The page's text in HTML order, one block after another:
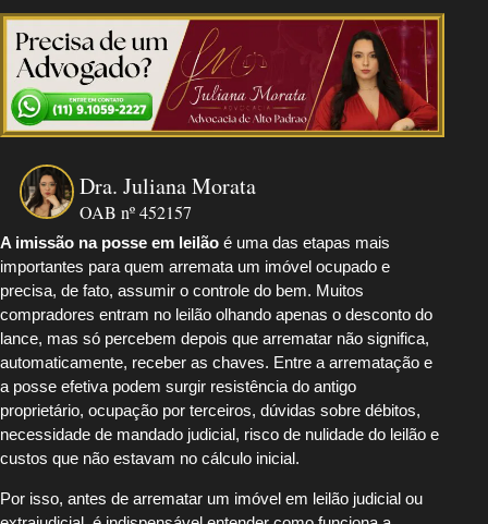
Dra. Juliana Morata
OAB nº 452157
A imissão na posse em leilão é uma das etapas mais
importantes para quem arremata um imóvel ocupado e
precisa, de fato, assumir o controle do bem. Muitos
compradores entram no leilão olhando apenas o desconto do
lance, mas só percebem depois que arrematar não significa,
automaticamente, receber as chaves. Entre a arrematação e
a posse efetiva podem surgir resistência do antigo
proprietário, ocupação por terceiros, dúvidas sobre débitos,
necessidade de mandado judicial, risco de nulidade do leilão e
custos que não estavam no cálculo inicial.
Por isso, antes de arrematar um imóvel em leilão judicial ou